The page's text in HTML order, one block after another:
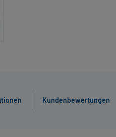
Kundenbewertungen